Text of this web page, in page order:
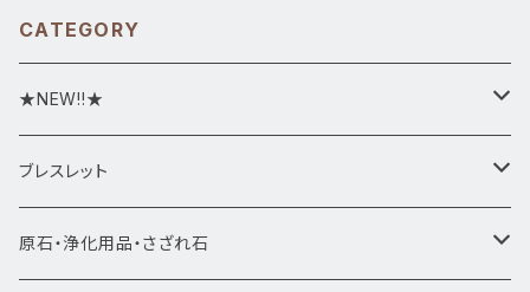
CATEGORY
★NEW!!★
★新入荷1/28~
ブレスレット
ブレスレット1点物
原石・浄化用品・さざれ石